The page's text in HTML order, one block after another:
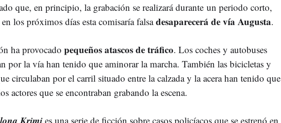
que, en principio, la grabación se realizará durante un periodo corto,
los próximos días esta comisaría falsadesaparecerá de vía Augusta.
ha provocado pequeños atascos de tráfico. Los coches y autobuses
por la vía han tenido que aminorar la marcha. También las bicicletas y
circulaban por el carril situado entre la calzada y la acera han tenido que
actores que se encontraban grabando la escena.
Krimies una serie de ficción sobre casos policíacos que se estrenó en